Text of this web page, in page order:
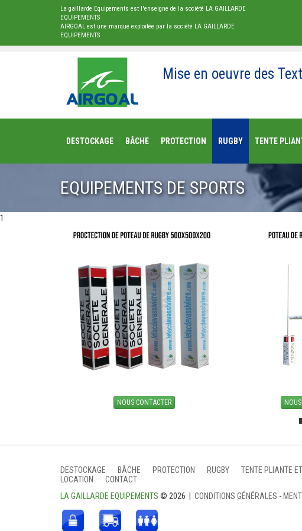
La gaillarde Equipements est l'enseigne de la société LA GAILLARDE
EQUIPEMENTS
AIRGOAL est une marque exploitée par la société LA GAILLARDE
EQUIPEMENTS
Mise en oeuvre des
DESTOCKAGE BÂCHE PROTECTION RUGBY TENTE
EQUIPEMENTS DE SPORTS
1
NOUS CONTACTER
DESTOCKAGE BÂCHE PROTECTION RUGBY TENTE PLIANTE
LOCATION
CONTACT
LA GAILLARDE EQUIPEMENTS © 2026 | CONDITIONS GÉNÉRALES -